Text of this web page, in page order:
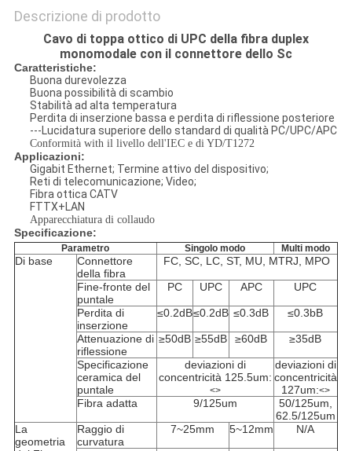
Descrizione di prodotto
Cavo di toppa ottico di UPC della fibra duplex
monomodale con il connettore dello Sc
Caratteristiche:
Buona durevolezza
Buona possibilità di scambio
Stabilità ad alta temperatura
Perdita di inserzione bassa e perdita di riflessione posteriore
---Lucidatura superiore dello standard di qualità PC/UPC/APC
Conformità with il livello dell'IEC e di YD/T1272
Applicazioni:
Gigabit Ethernet; Termine attivo del dispositivo;
Reti di telecomunicazione; Video;
Fibra ottica CATV
FTTX+LAN
Apparecchiatura di collaudo
Specificazione:
Parametro Singolo modo Multi modo
Di base
Connettore
della fibra
FC, SC, LC, ST, MU, MTRJ, MPO
Fine-fronte del
puntale
PC UPC APC UPC
Perdita di
inserzione
≤0.2dB≤0.2dB ≤0.3dB ≤0.3bB
Attenuazione di
riflessione
≥50dB ≥55dB ≥60dB ≥35dB
Specificazione
ceramica del
puntale
deviazioni di
concentricità 125.5um:
<>
deviazioni di
concentricità
127um:<>
Fibra adatta 9/125um
50/125um,
62.5/125um
La
geometria
Raggio di
curvatura
7~25mm 5~12mm N/A